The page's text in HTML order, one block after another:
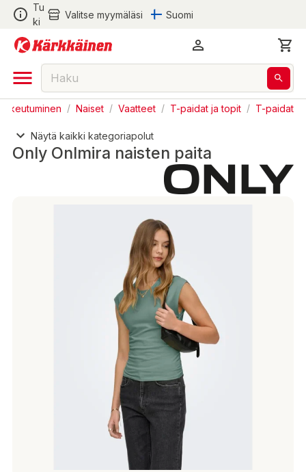
Tu
ki
Valitse myymäläsi Suomi
/ Naiset / Vaatteet / T-paidat ja topit / T-paidat
Näytä kaikki kategoriapolut
Only Onlmira naisten paita